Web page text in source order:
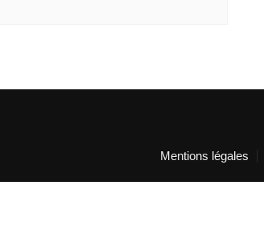
Mentions légales